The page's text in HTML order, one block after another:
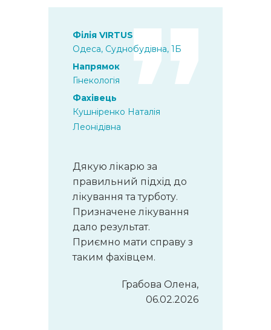
Філія VIRTUS
Одеса, Суднобудівна, 1Б
Напрямок
Гінекологія
Фахівець
Кушніренко Наталія
Леонідівна
Дякую лікарю за
правильний підхід до
лікування та турботу.
Призначене лікування
дало результат.
Приємно мати справу з
таким фахівцем.
Грабова Олена,
06.02.2026